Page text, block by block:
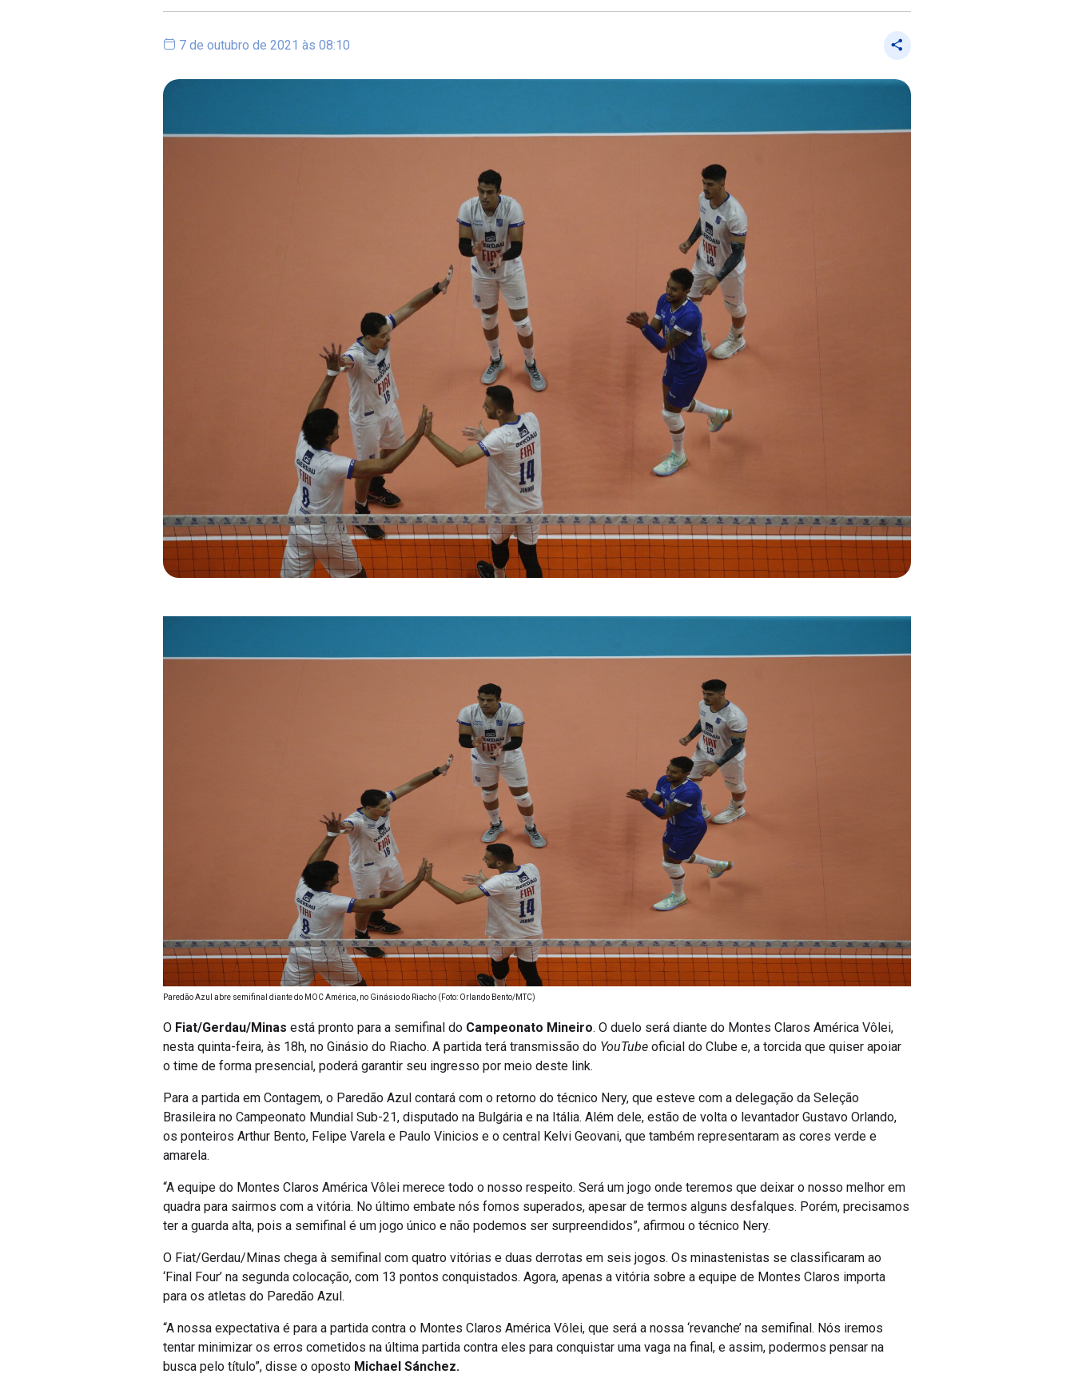
7 de outubro de 2021 às 08:10
Paredão Azul abre semifinal diante do MOC América, no Ginásio do Riacho (Foto: Orlando Bento/MTC)
O Fiat/Gerdau/Minas está pronto para a semifinal do Campeonato Mineiro. O duelo será diante do Montes Claros América Vôlei,
nesta quinta-feira, às 18h, no Ginásio do Riacho. A partida terá transmissão do YouTube oficial do Clube e, a torcida que quiser apoiar
o time de forma presencial, poderá garantir seu ingresso por meio deste link.
Para a partida em Contagem, o Paredão Azul contará com o retorno do técnico Nery, que esteve com a delegação da Seleção
Brasileira no Campeonato Mundial Sub-21, disputado na Bulgária e na Itália. Além dele, estão de volta o levantador Gustavo Orlando,
os ponteiros Arthur Bento, Felipe Varela e Paulo Vinicios e o central Kelvi Geovani, que também representaram as cores verde e
amarela.
“A equipe do Montes Claros América Vôlei merece todo o nosso respeito. Será um jogo onde teremos que deixar o nosso melhor em
quadra para sairmos com a vitória. No último embate nós fomos superados, apesar de termos alguns desfalques. Porém, precisamos
ter a guarda alta, pois a semifinal é um jogo único e não podemos ser surpreendidos”, afirmou o técnico Nery.
O Fiat/Gerdau/Minas chega à semifinal com quatro vitórias e duas derrotas em seis jogos. Os minastenistas se classificaram ao
‘Final Four’ na segunda colocação, com 13 pontos conquistados. Agora, apenas a vitória sobre a equipe de Montes Claros importa
para os atletas do Paredão Azul.
“A nossa expectativa é para a partida contra o Montes Claros América Vôlei, que será a nossa ‘revanche’ na semifinal. Nós iremos
tentar minimizar os erros cometidos na última partida contra eles para conquistar uma vaga na final, e assim, podermos pensar na
busca pelo título”, disse o oposto Michael Sánchez.